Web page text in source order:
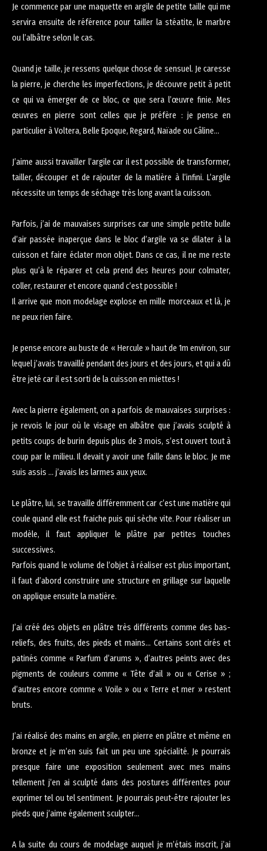
Je commence par une maquette en argile de petite taille qui me
servira ensuite de référence pour tailler la stéatite, le marbre
ou l’albâtre selon le cas.
Quand je taille, je ressens quelque chose de sensuel. Je caresse
la pierre, je cherche les imperfections, je découvre petit à petit
ce qui va émerger de ce bloc, ce que sera l’œuvre finie. Mes
œuvres en pierre sont celles que je préfère : je pense en
particulier à Voltera, Belle Epoque, Regard, Naïade ou Câline…
J’aime aussi travailler l’argile car il est possible de transformer,
tailler, découper et de rajouter de la matière à l’infini. L’argile
nécessite un temps de séchage très long avant la cuisson.
Parfois, j’ai de mauvaises surprises car une simple petite bulle
d’air passée inaperçue dans le bloc d’argile va se dilater à la
cuisson et faire éclater mon objet. Dans ce cas, il ne me reste
plus qu’à le réparer et cela prend des heures pour colmater,
coller, restaurer et encore quand c’est possible !
Il arrive que mon modelage explose en mille morceaux et là, je
ne peux rien faire.
Je pense encore au buste de « Hercule » haut de 1m environ, sur
lequel j’avais travaillé pendant des jours et des jours, et qui a dû
être jeté car il est sorti de la cuisson en miettes !
Avec la pierre également, on a parfois de mauvaises surprises :
je revois le jour où le visage en albâtre que j’avais sculpté à
petits coups de burin depuis plus de 3 mois, s’est ouvert tout à
coup par le milieu. Il devait y avoir une faille dans le bloc. Je me
suis assis … j’avais les larmes aux yeux.
Le plâtre, lui, se travaille différemment car c’est une matière qui
coule quand elle est fraiche puis qui sèche vite. Pour réaliser un
modèle, il faut appliquer le plâtre par petites touches
successives.
Parfois quand le volume de l’objet à réaliser est plus important,
il faut d’abord construire une structure en grillage sur laquelle
on applique ensuite la matière.
J’ai créé des objets en plâtre très différents comme des bas-
reliefs, des fruits, des pieds et mains… Certains sont cirés et
patinés comme « Parfum d’arums », d’autres peints avec des
pigments de couleurs comme « Tête d’ail » ou « Cerise » ;
d’autres encore comme « Voile » ou « Terre et mer » restent
bruts.
J’ai réalisé des mains en argile, en pierre en plâtre et même en
bronze et je m’en suis fait un peu une spécialité. Je pourrais
presque faire une exposition seulement avec mes mains
tellement j’en ai sculpté dans des postures différentes pour
exprimer tel ou tel sentiment. Je pourrais peut-être rajouter les
pieds que j’aime également sculpter…
A la suite du cours de modelage auquel je m’étais inscrit, j’ai